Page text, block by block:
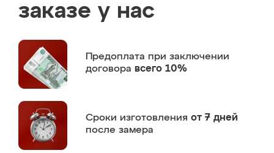
заказе у нас
Предоплата при заключении
договора всего 10%
Сроки изготовления от 7 дней
после замера